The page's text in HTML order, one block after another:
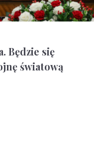
Będzie się
światową